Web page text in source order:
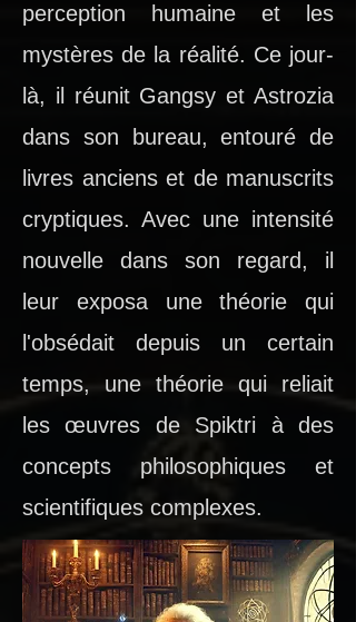
perception humaine et les
mystères de la réalité. Ce jour-
là, il réunit Gangsy et Astrozia
dans son bureau, entouré de
livres anciens et de manuscrits
cryptiques. Avec une intensité
nouvelle dans son regard, il
leur exposa une théorie qui
l'obsédait depuis un certain
temps, une théorie qui reliait
les œuvres de Spiktri à des
concepts philosophiques et
scientifiques complexes.